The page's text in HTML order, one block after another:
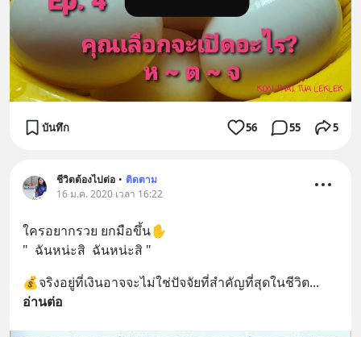
บันทึก 56 55 5
ชีวิตต้องไปต่อ • ติดตาม
16 ม.ค. 2020 เวลา 16:22
ใครอยากรวย ยกมือขึ้น✋
"  ฉันหน่ะสิ  ฉันหน่ะสิ "
💰จริงอยู่ที่เงินอาจจะไม่ใช่ปัจจัยที่สำคัญที่สุดในชีวิต
อ่านต่อ